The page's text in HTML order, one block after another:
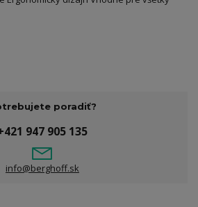
poradiť?
947 905 135
info@berghoff.sk